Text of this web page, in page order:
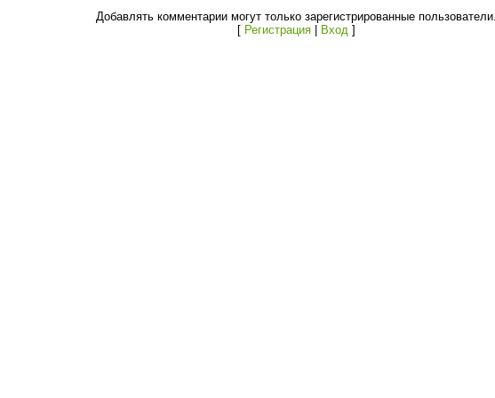
Добавлять комментарии могут только зарегистрированные
[ Регистрация| Вход]